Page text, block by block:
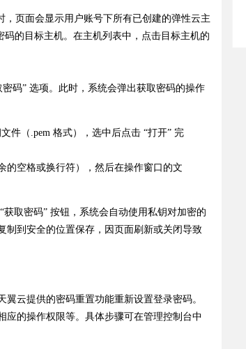
，页面会显示用户账号下所有已创建的弹性云主
的目标主机。在主机列表中，点击目标主机的
码” 选项。此时，系统会弹出获取密码的操作
件（.pem 格式），选中后点击 “打开” 完
的空格或换行符），然后在操作窗口的文
取密码” 按钮，系统会自动使用私钥对加密的
制到安全的位置保存，因页面刷新或关闭导致
云提供的密码重置功能重新设置登录密码。
应的操作权限等。具体步骤可在管理控制台中